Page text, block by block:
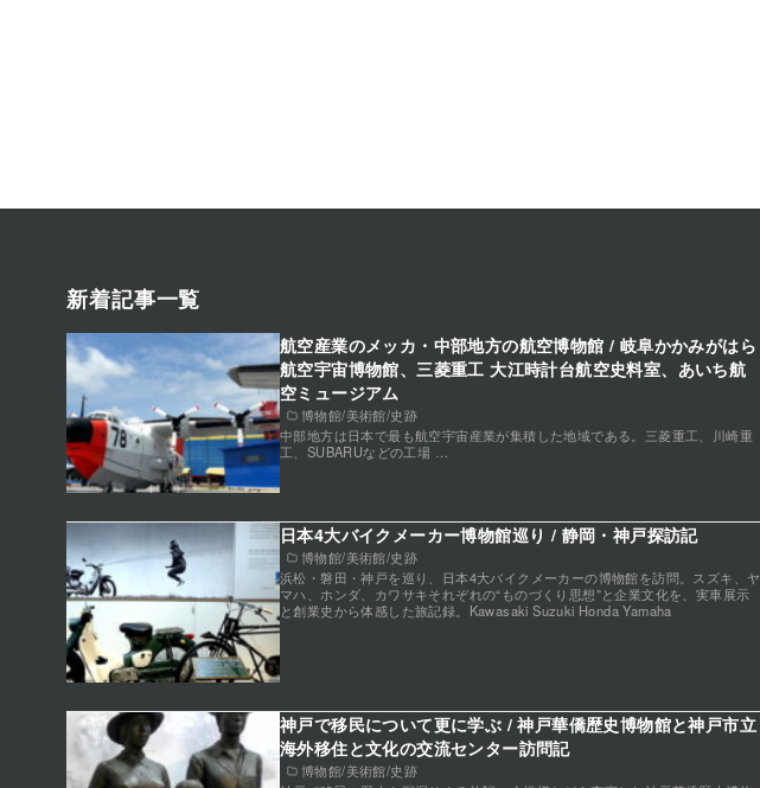
新着記事一覧
博物館/美術館/史跡
航空産業のメッカ・中部地方の航空博物館 / 岐阜かかみがはら
航空宇宙博物館、三菱重工 大江時計台航空史料室、あいち航
空ミュージアム
中部地方は日本で最も航空宇宙産業が集積した地域である。三菱重工、川崎重
工、SUBARUなどの工場 …
博物館/美術館/史跡
日本4大バイクメーカー博物館巡り / 静岡・神戸探訪記
浜松・磐田・神戸を巡り、日本4大バイクメーカーの博物館を訪問。スズキ、ヤ
マハ、ホンダ、カワサキそれぞれの“ものづくり思想”と企業文化を、実車展示
と創業史から体感した旅記録。Kawasaki Suzuki Honda Yamaha
博物館/美術館/史跡
神戸で移民について更に学ぶ / 神戸華僑歴史博物館と神戸市立
海外移住と文化の交流センター訪問記